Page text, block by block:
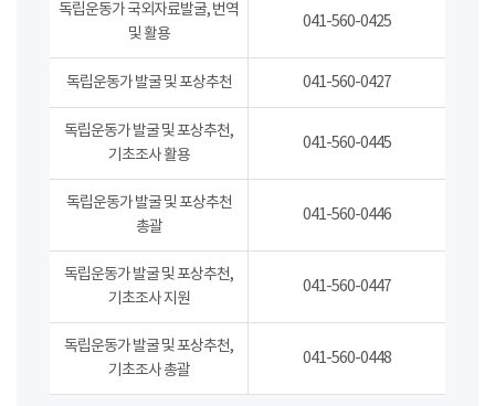
독립운동가 국외자료발굴, 번역
및 활용
041-560-0425
독립운동가 발굴 및 포상추천 041-560-0427
독립운동가 발굴 및 포상추천,
기초조사 활용
041-560-0445
독립운동가 발굴 및 포상추천
총괄
041-560-0446
독립운동가 발굴 및 포상추천,
기초조사 지원
041-560-0447
독립운동가 발굴 및 포상추천,
기초조사 총괄
041-560-0448